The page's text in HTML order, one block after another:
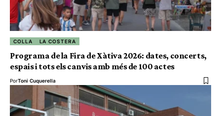
COLLA LA COSTERA
Programa de la Fira de Xàtiva 2026: dates, concerts,
espais i tots els canvis amb més de 100 actes
PorToni Cuquerella